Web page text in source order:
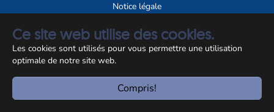
Ce site web utilise des cookies.
Les cookies sont utilisés pour vous permettre une utilisation
optimale de notre site web.
Compris!
Notice légale
© CCSS 2026